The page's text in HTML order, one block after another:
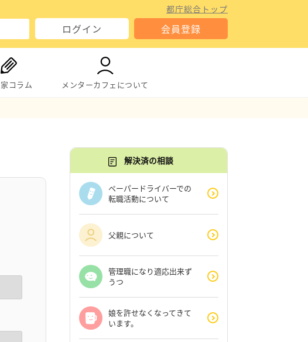
都庁総合トップ
ログイン 会員登録
コラム メンターカフェについて
解決済の相談
ペーパードライバーでの
転職活動について
父親について
管理職になり適応出来ず
うつ
娘を許せなくなってきて
います。